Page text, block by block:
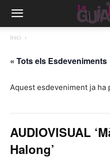
Inici
« Tots els Esdeveniments
Aquest esdeveniment ja ha
AUDIOVISUAL
Halong’